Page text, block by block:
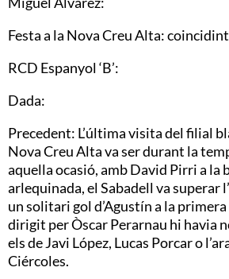
Festa a la Nova Creu Alta:
RCD Espanyol ‘B’:
Dada:
Precedent: L’última visita del filial
Nova Creu Alta va ser durant la
aquella ocasió, amb David Pirri a la
arlequinada, el Sabadell va superar
un solitari gol d’Agustín a la
dirigit per Òscar Perarnau hi havia
els de Javi López, Lucas Porcar o
Ciércoles.